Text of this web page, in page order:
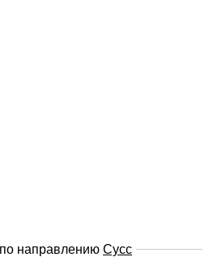
направлению Сусс